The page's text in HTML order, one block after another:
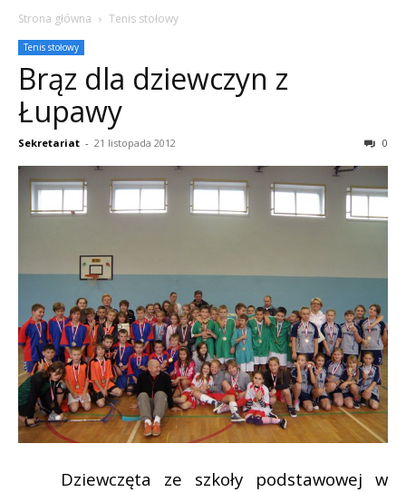
Strona główna Tenis stołowy
Tenis stołowy
Brąz dla dziewczyn z
Łupawy
Sekretariat - 21 listopada 2012 0
Dziewczęta ze szkoły podstawowej w